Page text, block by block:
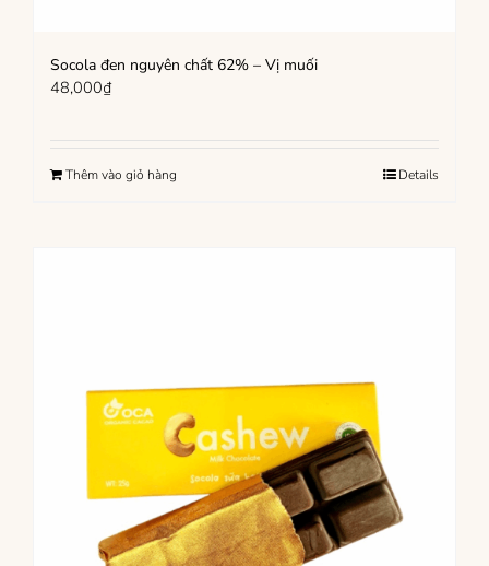
Socola đen nguyên chất 62% – Vị muối
48,000₫
Thêm vào giỏ hàng Details